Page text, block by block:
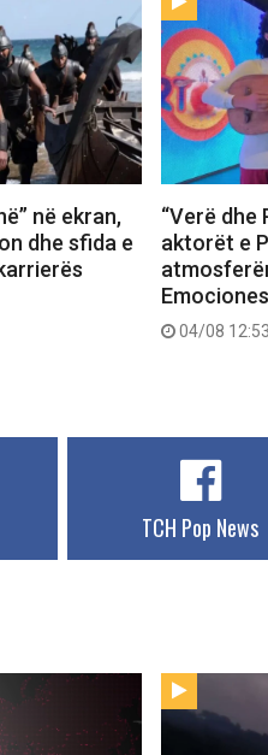
në ekran,
dhe sfida e
“Verë dhe
aktorët e
04/08 12:53
TCH Pop News